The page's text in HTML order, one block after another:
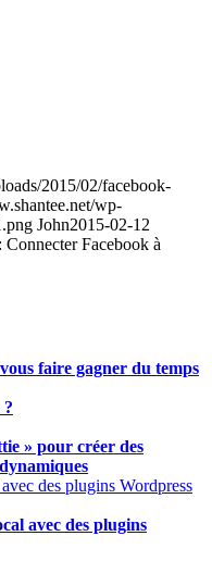
2015/02/facebook-
wp-
John2015-02-12
Connecter Facebook à
faire gagner du temps
?
» pour créer des
avec des plugins